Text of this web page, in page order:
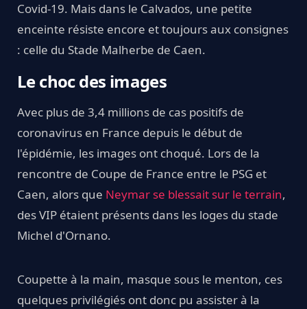
Covid-19. Mais dans le Calvados, une petite
enceinte résiste encore et toujours aux consignes
: celle du Stade Malherbe de Caen.
Le choc des images
Avec plus de 3,4 millions de cas positifs de
coronavirus en France depuis le début de
l'épidémie, les images ont choqué. Lors de la
rencontre de Coupe de France entre le PSG et
Caen, alors que Neymar se blessait sur le terrain,
des VIP étaient présents dans les loges du stade
Michel d'Ornano.
Coupette à la main, masque sous le menton, ces
quelques privilégiés ont donc pu assister à la